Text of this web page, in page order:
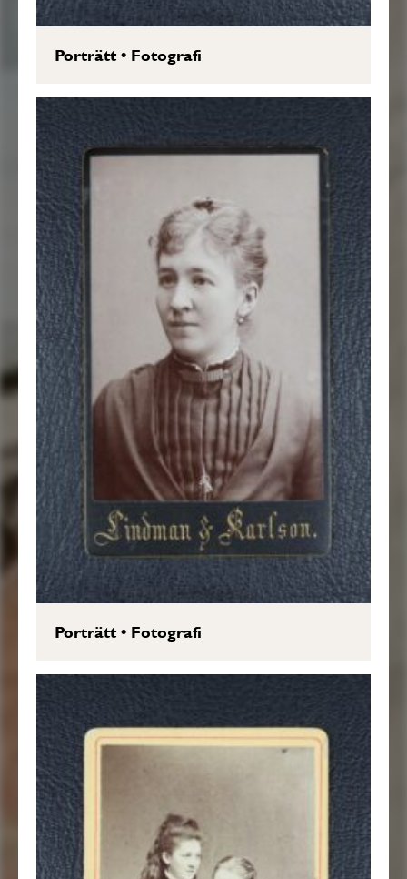
Porträtt• Fotografi
Porträtt• Fotografi